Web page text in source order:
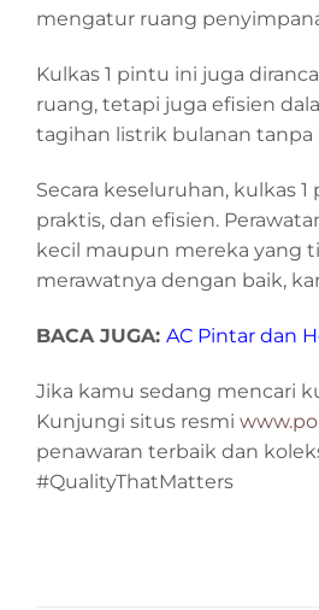
mengatur ruang
Kulkas 1 pintu ini juga
ruang, tetapi juga efisien
tagihan listrik bulanan
Secara keseluruhan, kulkas
praktis, dan efisien.
kecil maupun mereka yang
merawatnya dengan baik,
BACA JUGA: AC Pintar dan
Jika kamu sedang mencari
Kunjungi situs resmi
penawaran terbaik dan
#QualityThatMatters